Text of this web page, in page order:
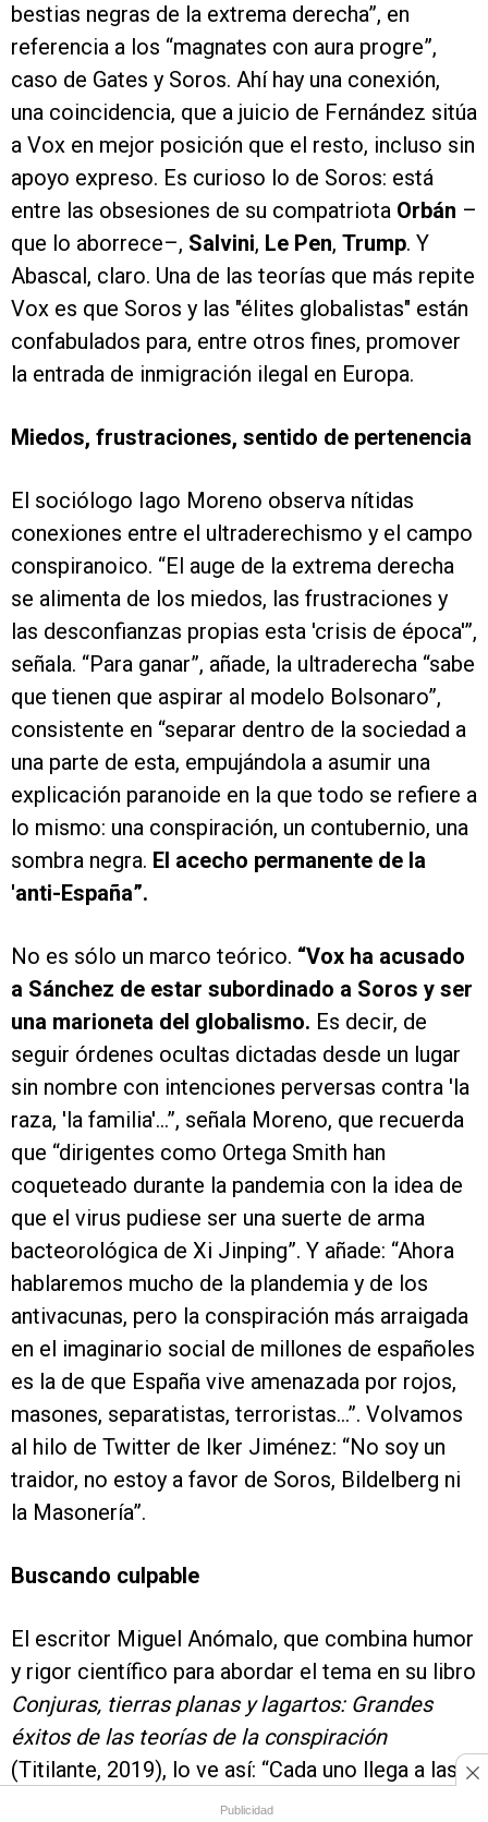
bestias negras de la extrema derecha”, en
referencia a los “magnates con aura progre”,
caso de Gates y Soros. Ahí hay una conexión,
una coincidencia, que a juicio de Fernández sitúa
a Vox en mejor posición que el resto, incluso sin
apoyo expreso. Es curioso lo de Soros: está
entre las obsesiones de su compatriota Orbán –
que lo aborrece–, Salvini, Le Pen, Trump. Y
Abascal, claro. Una de las teorías que más repite
Vox es que Soros y las "élites globalistas" están
confabulados para, entre otros fines, promover
la entrada de inmigración ilegal en Europa.
Miedos, frustraciones, sentido de pertenencia
El sociólogo Iago Moreno observa nítidas
conexiones entre el ultraderechismo y el campo
conspiranoico. “El auge de la extrema derecha
se alimenta de los miedos, las frustraciones y
las desconfianzas propias esta 'crisis de época'”,
señala. “Para ganar”, añade, la ultraderecha “sabe
que tienen que aspirar al modelo Bolsonaro”,
consistente en “separar dentro de la sociedad a
una parte de esta, empujándola a asumir una
explicación paranoide en la que todo se refiere a
lo mismo: una conspiración, un contubernio, una
sombra negra. El acecho permanente de la
'anti-España”.
No es sólo un marco teórico. “Vox ha acusado
a Sánchez de estar subordinado a Soros y ser
una marioneta del globalismo. Es decir, de
seguir órdenes ocultas dictadas desde un lugar
sin nombre con intenciones perversas contra 'la
raza, 'la familia'...”, señala Moreno, que recuerda
que “dirigentes como Ortega Smith han
coqueteado durante la pandemia con la idea de
que el virus pudiese ser una suerte de arma
bacteorológica de Xi Jinping”. Y añade: “Ahora
hablaremos mucho de la plandemia y de los
antivacunas, pero la conspiración más arraigada
en el imaginario social de millones de españoles
es la de que España vive amenazada por rojos,
masones, separatistas, terroristas...”. Volvamos
al hilo de Twitter de Iker Jiménez: “No soy un
traidor, no estoy a favor de Soros, Bildelberg ni
la Masonería”.
Buscando culpable
El escritor Miguel Anómalo, que combina humor
y rigor científico para abordar el tema en su libro
Conjuras, tierras planas y lagartos: Grandes
éxitos de las teorías de la conspiración
(Titilante, 2019), lo ve así: “Cada uno llega a las
teorías de la conspiración por un camino. O
Publicidad